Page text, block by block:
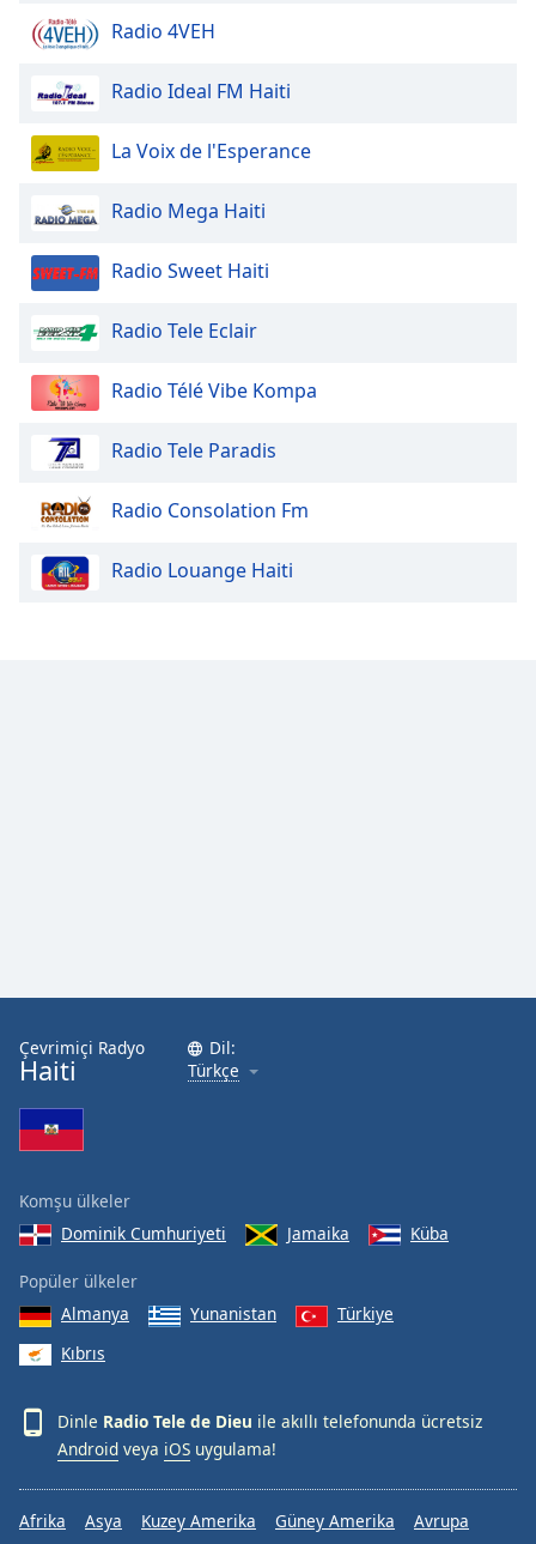
Reset
Dialog
End
dialog
window.
Radio 4VEH
Radio Ideal FM Haiti
La Voix de l'Esperance
Radio Mega Haiti
Radio Sweet Haiti
Radio Tele Eclair
Radio Télé Vibe Kompa
Radio Tele Paradis
Radio Consolation Fm
Radio Louange Haiti
Çevrimiçi Radyo
Haiti
Dil:
Türkçe
Komşu ülkeler
Dominik Cumhuriyeti
Jamaika Küba
Popüler ülkeler
Almanya
Yunanistan
Türkiye
Kıbrıs
Dinle Radio Tele de Dieu ile akıllı telefonunda ücretsiz
Android veya iOS uygulama!
Afrika Asya Kuzey Amerika Güney Amerika
Avrupa